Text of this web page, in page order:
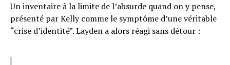
Un inventaire à la limite de l’absurde quand on y pense,
présenté par Kelly comme le symptôme d’une véritable
“crise d’identité”. Layden a alors réagi sans détour :